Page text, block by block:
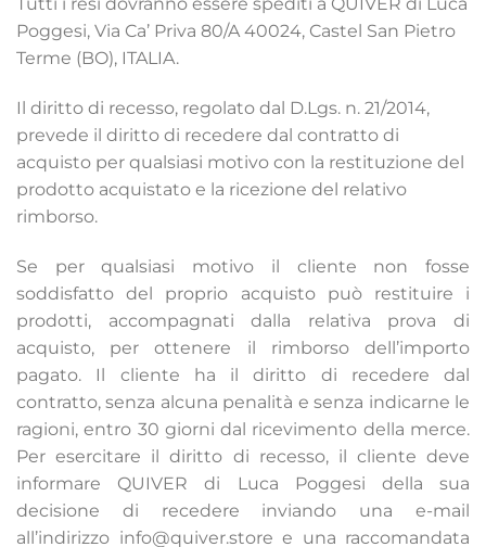
Tutti i resi dovranno essere spediti a QUIVER di Luca
Poggesi, Via Ca’ Priva 80/A 40024, Castel San Pietro
Terme (BO), ITALIA.
Il diritto di recesso, regolato dal D.Lgs. n. 21/2014,
prevede il diritto di recedere dal contratto di
acquisto per qualsiasi motivo con la restituzione del
prodotto acquistato e la ricezione del relativo
rimborso.
Se per qualsiasi motivo il cliente non fosse
soddisfatto del proprio acquisto può restituire i
prodotti, accompagnati dalla relativa prova di
acquisto, per ottenere il rimborso dell’importo
pagato. Il cliente ha il diritto di recedere dal
contratto, senza alcuna penalità e senza indicarne le
ragioni, entro 30 giorni dal ricevimento della merce.
Per esercitare il diritto di recesso, il cliente deve
informare QUIVER di Luca Poggesi della sua
decisione di recedere inviando una e-mail
all’indirizzo info@quiver.store e una raccomandata